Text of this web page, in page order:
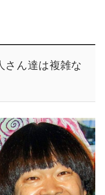
さん達は複雑な